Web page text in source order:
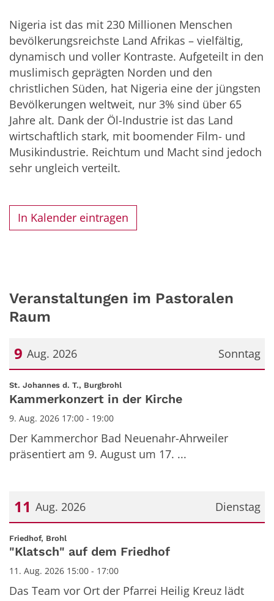
Nigeria ist das mit 230 Millionen Menschen
bevölkerungsreichste Land Afrikas – vielfältig,
dynamisch und voller Kontraste. Aufgeteilt in den
muslimisch geprägten Norden und den
christlichen Süden, hat Nigeria eine der jüngsten
Bevölkerungen weltweit, nur 3% sind über 65
Jahre alt. Dank der Öl-Industrie ist das Land
wirtschaftlich stark, mit boomender Film- und
Musikindustrie. Reichtum und Macht sind jedoch
sehr ungleich verteilt.
In Kalender eintragen
Veranstaltungen im Pastoralen
Raum
Sonntag
9 Aug. 2026
Datum: 9. August 2026
St. Johannes d. T., Burgbrohl
Kammerkonzert in der Kirche
9. Aug. 2026 17:00 - 19:00
Der Kammerchor Bad Neuenahr-Ahrweiler
präsentiert am 9. August um 17. ...
Dienstag
11 Aug. 2026
Datum: 11. August 2026
Friedhof, Brohl
"Klatsch" auf dem Friedhof
11. Aug. 2026 15:00 - 17:00
Das Team vor Ort der Pfarrei Heilig Kreuz lädt